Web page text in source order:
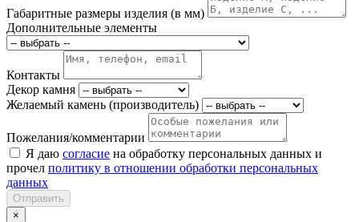
Габаритные размеры изделия (в мм)
Дополнительные элементы
Контакты
Декор камня
Желаемый камень (производитель)
Пожелания/комментарии
Я даю согласие на обработку персональных данных и
прочел политику в отношении обработки персональных
данных
Отправить
×